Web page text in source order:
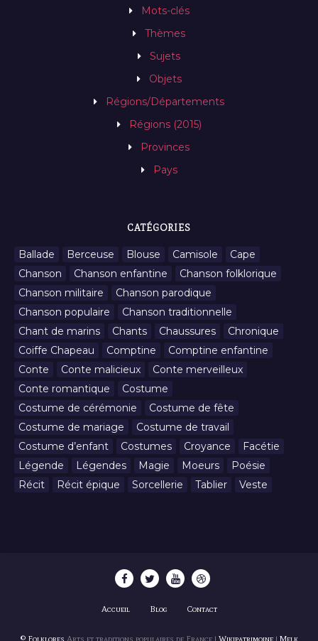
Mots-clés
Thèmes
Sujets
Objets
Régions/Départements
Régions (2015)
Provinces
Pays
CATÉGORIES
Ballade Berceuse Blouse Camisole
Cape
Chanson
Chanson enfantine
Chanson folklorique
Chanson militaire
Chanson parodique
Chanson populaire
Chanson traditionnelle
Chant de marins
Chants Chaussures
Chronique
Coiffe Chapeau
Comptine
Comptine enfantine
Conte
Conte malicieux
Conte merveilleux
Conte romantique
Costume
Costume de cérémonie
Costume de fête
Costume de mariage
Costume de travail
Costume d’enfant
Costumes Croyance
Facétie
Légende
Légendes Magie Moeurs
Poésie
Récit
Récit épique Sorcellerie Tablier Veste
Accueil Blog Contact
© Folklores Arts et traditions populaires de France | Wikipatrimoine| Melk